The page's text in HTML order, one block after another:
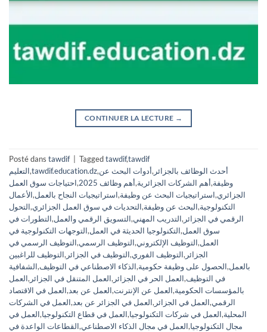
CONTINUER LA LECTURE →
Posté dans tawdif Taggedtawdif,tawdif
التعليم,tawdif.education.dz, أحدث الوظائف بالجزائر ,أدوات البحث عن
وظيفة,أهم الشركات الجزائرية,أهم وظائف 2025 ,احتياجات سوق العمل
الجزائري,استراتيجيات البحث عن وظيفة,استراتيجيات النجاح بالعمل,الأعمال
التكنولوجية,البحث عن وظيفة,التحديات في سوق العمل الجزائري,التحول
الرقمي في الجزائر ,التدريب المهني,التسويق الرقمي والعمل,التطورات في
سوق العمل,التكنولوجيا الحديثة في العمل,التوجهات التكنولوجية في
العمل,التوظيف الإلكتروني,التوظيف الرسمي,التوظيف الرسمي في
الجزائر ,التوظيف الفوري,التوظيف في الجزائر ,التوظيف للراغبين
بالعمل,الحصول على وظيفة حكومية,الذكاء الاصطناعي في التوظيف,الشفافية
في التوظيف,العمل الحر في الجزائر ,العمل المتنقل في الجزائر ,العمل
بالمؤسسات الحكومية,العمل عن الإنترنت,العمل عن بعد,العمل في الاقتصاد
الرقمي,العمل في الجزائر ,العمل في الجزائر عن بعد,العمل في الشركات
المحلية,العمل في شركات التكنولوجيا,العمل في قطاع التكنولوجيا,العمل في
مجال التكنولوجيا,العمل في مجال الذكاء الاصطناعي,القطاعات الواعدة في